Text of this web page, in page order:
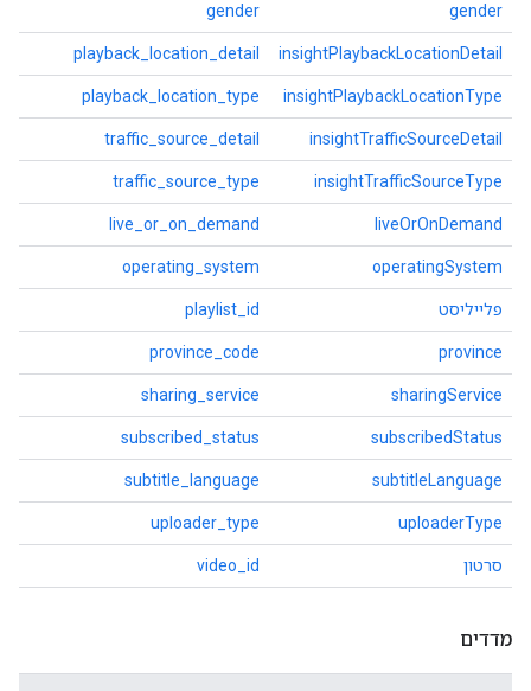
gender
gender
insightPlaybackLocationDetail
playback_location_detail
insightPlaybackLocationType
playback_location_type
insightTrafficSourceDetail
traffic_source_detail
insightTrafficSourceType
traffic_source_type
liveOrOnDemand
live_or_on_demand
operatingSystem
operating_system
פלייליסט playlist_id
province
province_code
sharingService
sharing_service
subscribedStatus
subscribed_status
subtitleLanguage
subtitle_language
uploaderType
uploader_type
סרטון video_id
מדדים